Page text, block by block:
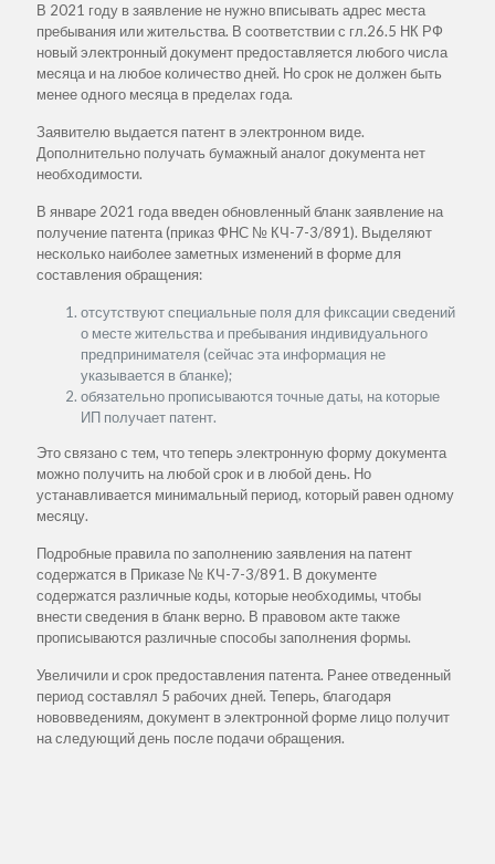
В 2021 году в заявление не нужно вписывать адрес места
пребывания или жительства. В соответствии с гл.26.5 НК РФ
новый электронный документ предоставляется любого числа
месяца и на любое количество дней. Но срок не должен быть
менее одного месяца в пределах года.
Заявителю выдается патент в электронном виде.
Дополнительно получать бумажный аналог документа нет
необходимости.
В январе 2021 года введен обновленный бланк заявление на
получение патента (приказ ФНС № КЧ-7-3/891). Выделяют
несколько наиболее заметных изменений в форме для
составления обращения:
отсутствуют специальные поля для фиксации сведений
о месте жительства и пребывания индивидуального
предпринимателя (сейчас эта информация не
указывается в бланке);
обязательно прописываются точные даты, на которые
ИП получает патент.
Это связано с тем, что теперь электронную форму документа
можно получить на любой срок и в любой день. Но
устанавливается минимальный период, который равен одному
месяцу.
Подробные правила по заполнению заявления на патент
содержатся в Приказе № КЧ-7-3/891. В документе
содержатся различные коды, которые необходимы, чтобы
внести сведения в бланк верно. В правовом акте также
прописываются различные способы заполнения формы.
Увеличили и срок предоставления патента. Ранее отведенный
период составлял 5 рабочих дней. Теперь, благодаря
нововведениям, документ в электронной форме лицо получит
на следующий день после подачи обращения.